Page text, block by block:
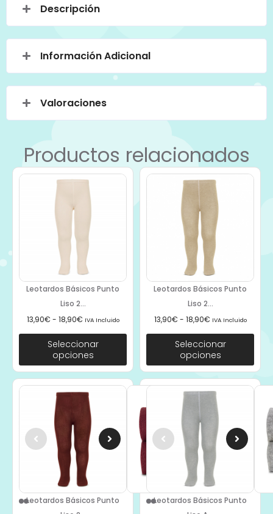
Descripción
Información Adicional
Valoraciones
Productos relacionados
Leotardos Básicos Punto
Liso 2...
13,90€ - 18,90€ IVA Incluido
Seleccionar
opciones
Leotardos Básicos Punto
Liso 2...
13,90€ - 18,90€ IVA Incluido
Seleccionar
opciones
Leotardos Básicos Punto
Leotardos Básicos Punto